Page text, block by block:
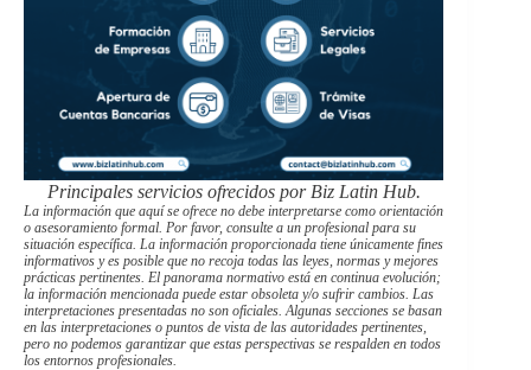
Principales servicios ofrecidos por Biz Latin Hub.
La información que aquí se ofrece no debe interpretarse como orientación
o asesoramiento formal. Por favor, consulte a un profesional para su
situación específica. La información proporcionada tiene únicamente fines
informativos y es posible que no recoja todas las leyes, normas y mejores
prácticas pertinentes. El panorama normativo está en continua evolución;
la información mencionada puede estar obsoleta y/o sufrir cambios. Las
interpretaciones presentadas no son oficiales. Algunas secciones se basan
en las interpretaciones o puntos de vista de las autoridades pertinentes,
pero no podemos garantizar que estas perspectivas se respalden en todos
los entornos profesionales.